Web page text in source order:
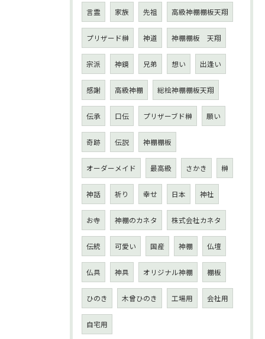
言霊 家族 先祖 高級神棚棚板天翔
プリザード榊 神道 神棚棚板 天翔
宗派 神鏡 兄弟 想い 出逢い
感謝 高級神棚 総桧神棚棚板天翔
伝承 口伝 プリザーブド榊 願い
奇跡 伝説 神棚棚板
オーダーメイド 最高級 さかき 榊
神話 祈り 幸せ 日本 神社
お寺 神棚のカネタ 株式会社カネタ
伝統 可愛い 国産 神棚 仏壇
仏具 神具 オリジナル神棚 棚板
ひのき 木曾ひのき 工場用 会社用
自宅用